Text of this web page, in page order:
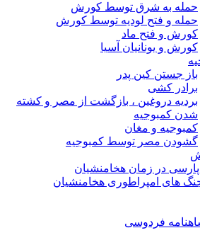
حمله به شرق توسط کورش
حمله و فتح لودیه توسط کورش
کورش و فتح ماد
کورش و یونانیان آسیا
باز جستن کین پدر
برادر کشی
بردیه دروغین ، بازگشت از مصر و کشته
شدن کمبوجیه
کمبوجیه و مغان
گشودن مصر توسط کمبوجیه
پارسی در زمان هخامنشیان
های امپراطوری هخامنشیان
فردوسی